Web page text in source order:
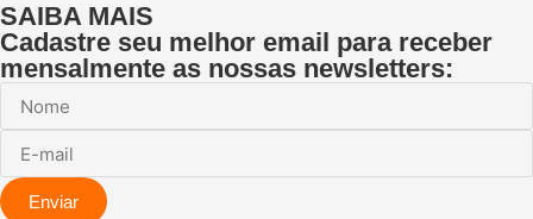
SAIBA MAIS
Cadastre seu melhor email para receber
mensalmente as nossas newsletters:
Enviar